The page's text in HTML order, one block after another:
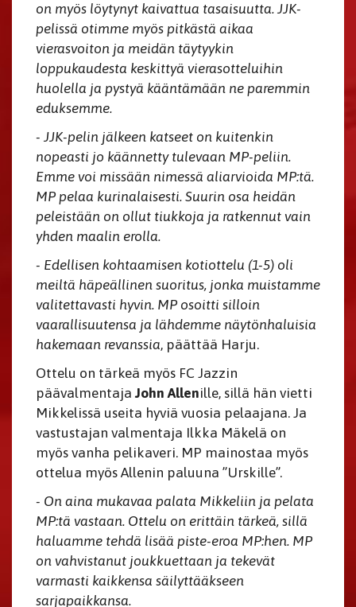
on myös löytynyt kaivattua tasaisuutta. JJK-
pelissä otimme myös pitkästä aikaa
vierasvoiton ja meidän täytyykin
loppukaudesta keskittyä vierasotteluihin
huolella ja pystyä kääntämään ne paremmin
eduksemme.
- JJK-pelin jälkeen katseet on kuitenkin
nopeasti jo käännetty tulevaan MP-peliin.
Emme voi missään nimessä aliarvioida MP:tä.
MP pelaa kurinalaisesti. Suurin osa heidän
peleistään on ollut tiukkoja ja ratkennut vain
yhden maalin erolla.
- Edellisen kohtaamisen kotiottelu (1-5) oli
meiltä häpeällinen suoritus, jonka muistamme
valitettavasti hyvin. MP osoitti silloin
vaarallisuutensa ja lähdemme näytönhaluisia
hakemaan revanssia, päättää Harju.
Ottelu on tärkeä myös FC Jazzin
päävalmentaja John Allenille, sillä hän vietti
Mikkelissä useita hyviä vuosia pelaajana. Ja
vastustajan valmentaja Ilkka Mäkelä on
myös vanha pelikaveri. MP mainostaa myös
ottelua myös Allenin paluuna ”Urskille”.
- On aina mukavaa palata Mikkeliin ja pelata
MP:tä vastaan. Ottelu on erittäin tärkeä, sillä
haluamme tehdä lisää piste-eroa MP:hen. MP
on vahvistanut joukkuettaan ja tekevät
varmasti kaikkensa säilyttääkseen
sarjapaikkansa.